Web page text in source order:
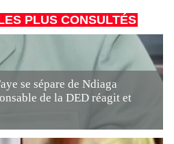
PLUS CONSULTÉS
se sépare de Ndiaga
de la DED réagit et